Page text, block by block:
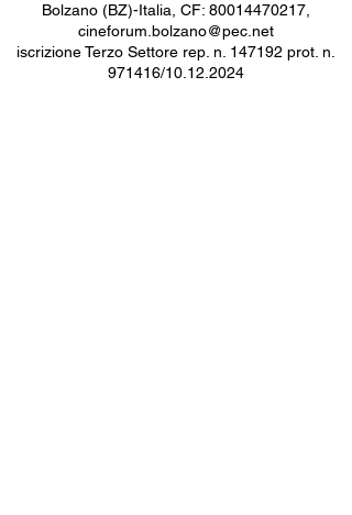
Bolzano (BZ)-Italia, CF: 80014470217,
cineforum.bolzano@pec.net
iscrizione Terzo Settore rep. n. 147192 prot. n.
971416/10.12.2024